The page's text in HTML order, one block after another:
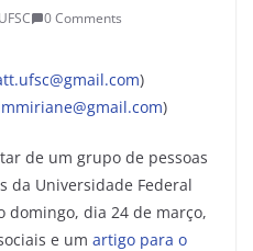
0 Comments
)
)
de um grupo de pessoas
da Universidade Federal
domingo, dia 24 de março,
e um artigo para o